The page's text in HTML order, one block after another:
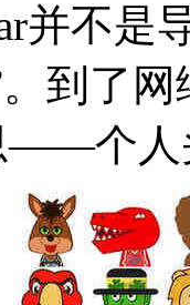
并不是
到了
——个人